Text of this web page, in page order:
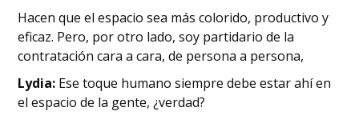
Hacen que el espacio sea más colorido, productivo y
eficaz. Pero, por otro lado, soy partidario de la
contratación cara a cara, de persona a persona,
Lydia: Ese toque humano siempre debe estar ahí en
el espacio de la gente, ¿verdad?